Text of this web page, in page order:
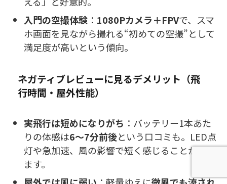
入門の空撮体験 ： 1080Pカメラ＋FPVで、スマ
ホ画面を見ながら撮れる“初めての空撮”として
満足度が高いという傾向。
ネガティブレビューに見るデメリット（飛
行時間・屋外性能）
実飛行は短めになりがち ：バッテリー1本あた
りの体感は6〜7分前後という口コミも。LED点
灯や急加速、風の影響で短く感じることがあり
ます。